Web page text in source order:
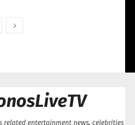
related entertainment news, celebrities